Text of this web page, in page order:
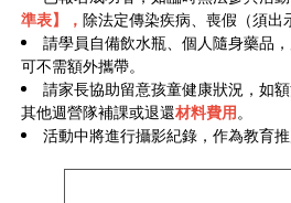
準表】， 除法定傳染疾病、喪假（須出
請學員自備飲水瓶、個人隨身藥品
可不需額外攜帶。
請家長協助留意孩童健康狀況，如
其他週營隊補課或退還材料費用。
活動中將進行攝影紀錄，作為教育